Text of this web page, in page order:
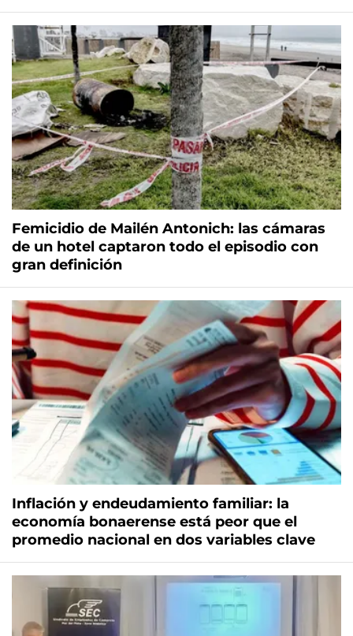
Femicidio de Mailén Antonich: las cámaras
de un hotel captaron todo el episodio con
gran definición
Inflación y endeudamiento familiar: la
economía bonaerense está peor que el
promedio nacional en dos variables clave